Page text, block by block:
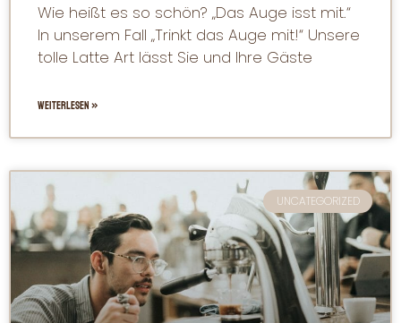
Wie heißt es so schön? „Das Auge isst mit.“
In unserem Fall „Trinkt das Auge mit!“ Unsere
tolle Latte Art lässt Sie und Ihre Gäste
WEITERLESEN »
UNCATEGORIZED